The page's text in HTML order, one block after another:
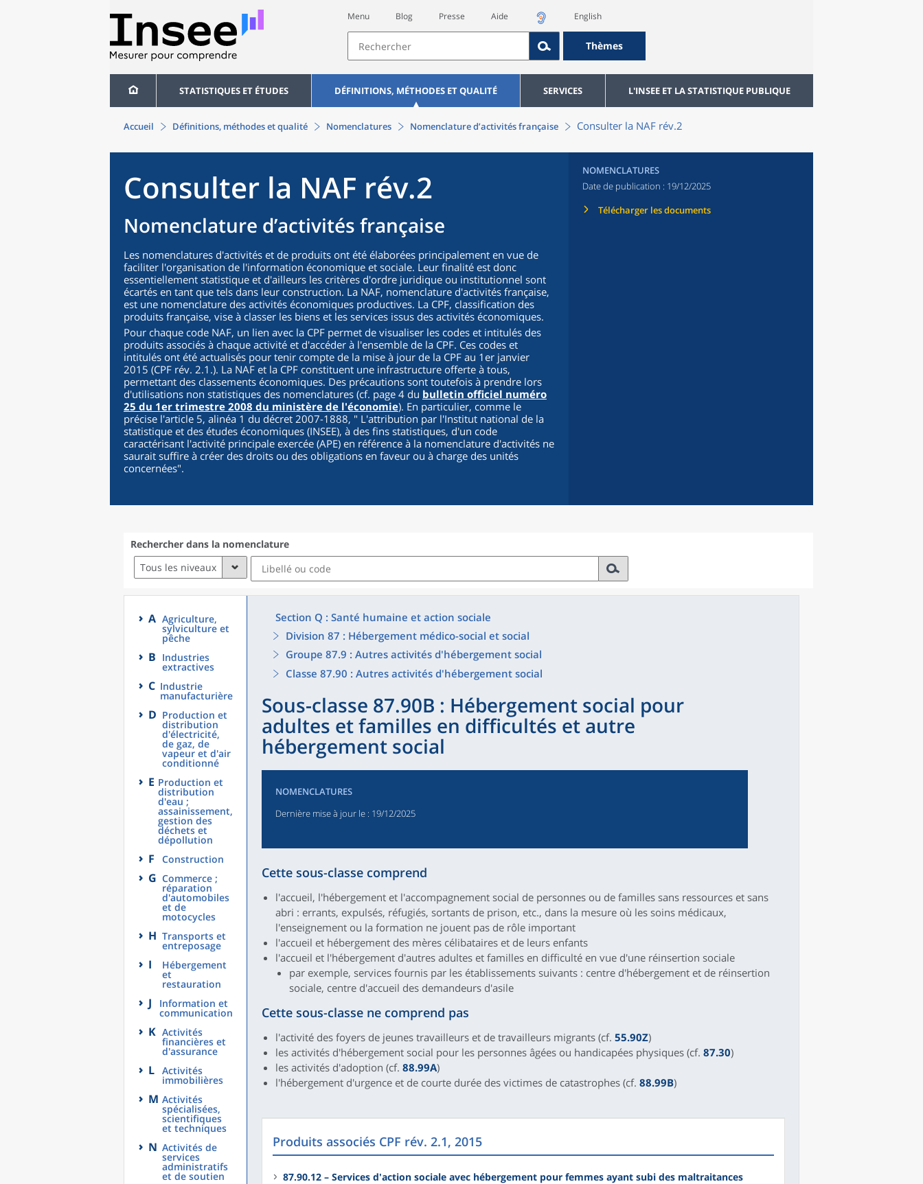
Menu Blog Presse Aide English
Thèmes
STATISTIQUES ET ÉTUDES DÉFINITIONS, MÉTHODES ET QUALITÉ SERVICES L'INSEE ET LA STATISTIQUE PUBLIQUE
Accueil Définitions, méthodes et qualité Nomenclatures Nomenclature d’activités française Consulter la NAF rév.2
Consulter la NAF rév.2
Nomenclature d’activités française
Les nomenclatures d'activités et de produits ont été élaborées principalement en vue de
faciliter l'organisation de l'information économique et sociale. Leur finalité est donc
essentiellement statistique et d'ailleurs les critères d'ordre juridique ou institutionnel sont
écartés en tant que tels dans leur construction. La NAF, nomenclature d'activités française,
est une nomenclature des activités économiques productives. La CPF, classification des
produits française, vise à classer les biens et les services issus des activités économiques.
Pour chaque code NAF, un lien avec la CPF permet de visualiser les codes et intitulés des
produits associés à chaque activité et d'accéder à l'ensemble de la CPF. Ces codes et
intitulés ont été actualisés pour tenir compte de la mise à jour de la CPF au 1er janvier
2015 (CPF rév. 2.1.). La NAF et la CPF constituent une infrastructure offerte à tous,
permettant des classements économiques. Des précautions sont toutefois à prendre lors
d'utilisations non statistiques des nomenclatures (cf. page 4 du bulletin officiel numéro
25 du 1er trimestre 2008 du ministère de l'économie). En particulier, comme le
précise l'article 5, alinéa 1 du décret 2007-1888, " L'attribution par l'Institut national de la
statistique et des études économiques (INSEE), à des fins statistiques, d'un code
caractérisant l'activité principale exercée (APE) en référence à la nomenclature d'activités ne
saurait suffire à créer des droits ou des obligations en faveur ou à charge des unités
concernées".
NOMENCLATURES
Date de publication : 19/12/2025
Télécharger les documents
Rechercher dans la nomenclature
Tous les niveaux
A Agriculture,
sylviculture et
pêche
B Industries
extractives
C Industrie
manufacturière
D Production et
distribution
d'électricité,
de gaz, de
vapeur et d'air
conditionné
E Production et
distribution
d'eau ;
assainissement,
gestion des
déchets et
dépollution
F Construction
G Commerce ;
réparation
d'automobiles
et de
motocycles
H Transports et
entreposage
I Hébergement
et
restauration
J Information et
communication
K Activités
financières et
d'assurance
L Activités
immobilières
M Activités
spécialisées,
scientifiques
et techniques
N Activités de
services
administratifs
et de soutien
Section Q : Santé humaine et action sociale
Division 87 : Hébergement médico-social et social
Groupe 87.9 : Autres activités d'hébergement social
Classe 87.90 : Autres activités d'hébergement social
Sous-classe 87.90B : Hébergement social pour
adultes et familles en difficultés et autre
hébergement social
NOMENCLATURES
Dernière mise à jour le : 19/12/2025
Cette sous-classe comprend
l'accueil, l'hébergement et l'accompagnement social de personnes ou de familles sans ressources et sans
abri : errants, expulsés, réfugiés, sortants de prison, etc., dans la mesure où les soins médicaux,
l'enseignement ou la formation ne jouent pas de rôle important
l'accueil et hébergement des mères célibataires et de leurs enfants
l'accueil et l'hébergement d'autres adultes et familles en difficulté en vue d'une réinsertion sociale
par exemple, services fournis par les établissements suivants : centre d'hébergement et de réinsertion
sociale, centre d'accueil des demandeurs d'asile
Cette sous-classe ne comprend pas
l'activité des foyers de jeunes travailleurs et de travailleurs migrants (cf. 55.90Z)
les activités d'hébergement social pour les personnes âgées ou handicapées physiques (cf. 87.30)
les activités d'adoption (cf. 88.99A)
l'hébergement d'urgence et de courte durée des victimes de catastrophes (cf. 88.99B)
Produits associés CPF rév. 2.1, 2015
87.90.12 – Services d'action sociale avec hébergement pour femmes ayant subi des maltraitances